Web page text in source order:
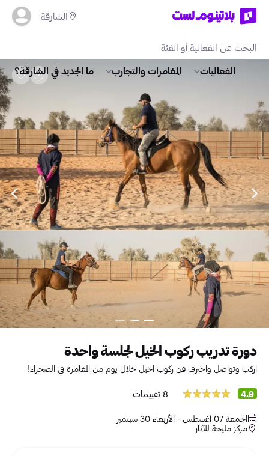
الشارقة
الفعاليات المغامرات والتجارب ما الجديد في الشارقة؟
دورة تدريب ركوب الخيل لجلسة واحدة
اركب وتواصل واحترف فن ركوب الخيل خلال يوم من المغامرة في الصحراء!
4.9 8 تقييمات
الجمعة 07 أغسطس - الأربعاء 30 سبتمبر
مركز مليحة للآثار